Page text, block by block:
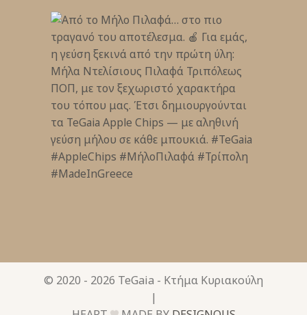
© 2020 - 2026 TeGaia - Κτήμα Κυριακούλη
|